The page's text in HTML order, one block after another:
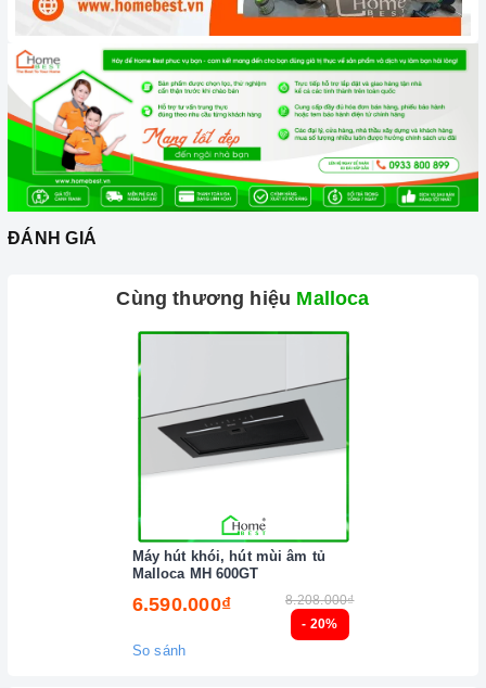
ĐÁNH GIÁ
Cùng thương hiệu Malloca
- 20%
Máy hút khói, hút mùi âm tủ
Malloca MH 600GT
6.590.000₫ 8.208.000₫
So sánh